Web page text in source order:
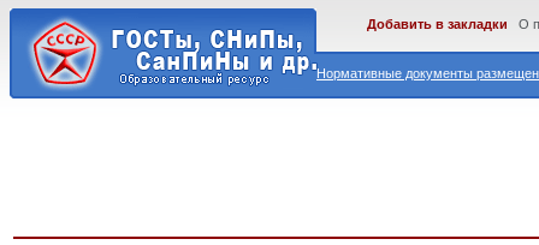
Нормативные документы
Добавить в закладки О